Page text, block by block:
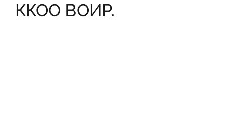
ККОО ВОИР.